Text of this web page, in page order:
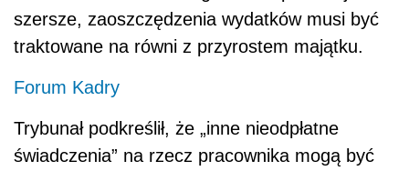
szersze, zaoszczędzenia wydatków musi być
traktowane na równi z przyrostem majątku.
Forum Kadry
Trybunał podkreślił, że „inne nieodpłatne
świadczenia” na rzecz pracownika mogą być